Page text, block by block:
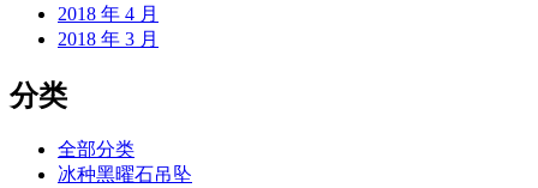
2018 年 4 月
2018 年 3 月
分类
全部分类
冰种黑曜石吊坠